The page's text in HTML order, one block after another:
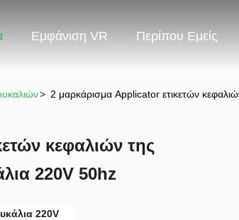
Εμφάνιση VR Περίπου Εμείς
> 2 μαρκάρισμα Applicator ετικετών
κεφαλιών της
220V 50hz
220V